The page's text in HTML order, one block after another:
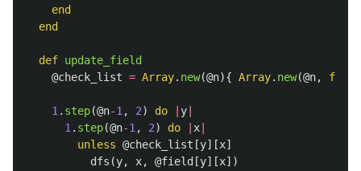
end
end
def update_field
@check_list = Array. new(@n){ Array. new(@n, false
1 . step(@n-1 , 2) do y
1 . step(@n-1 , 2) do x
unless @check_list [y][x]
dfs (y, x, @field [y][x])